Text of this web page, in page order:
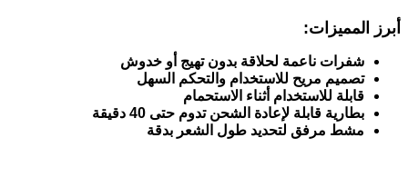
أبرز المميزات:
شفرات ناعمة لحلاقة بدون تهيج أو خدوش
تصميم مريح للاستخدام والتحكم السهل
قابلة للاستخدام أثناء الاستحمام
بطارية قابلة لإعادة الشحن تدوم حتى 40 دقيقة
مشط مرفق لتحديد طول الشعر بدقة